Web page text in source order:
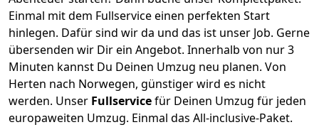
Einmal mit dem Fullservice einen perfekten Start
hinlegen. Dafür sind wir da und das ist unser Job. Gerne
übersenden wir Dir ein Angebot. Innerhalb von nur3
Minuten kannst Du Deinen Umzug neu planen. Von
Herten nach Norwegen, günstiger wird es nicht
werden. Unser Fullservicefür Deinen Umzug für jeden
europaweiten Umzug. Einmal das All-inclusive-Paket.